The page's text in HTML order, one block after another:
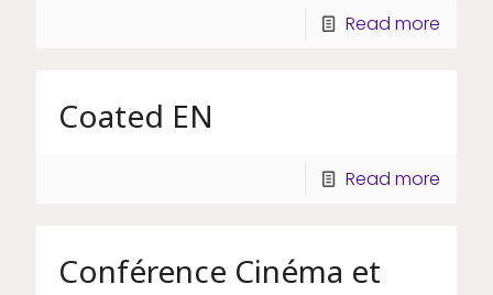
Read more
Coated EN
Read more
Conférence Cinéma et